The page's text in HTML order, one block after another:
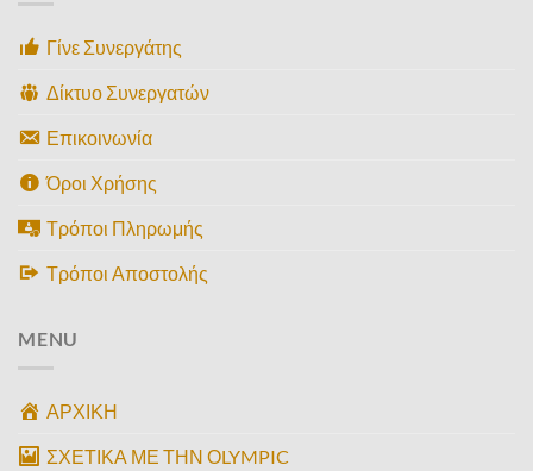
Γίνε Συνεργάτης
Δίκτυο Συνεργατών
Επικοινωνία
Όροι Χρήσης
Τρόποι Πληρωμής
Τρόποι Αποστολής
MENU
ΑΡΧΙΚΗ
ΣΧΕΤΙΚΑ ΜΕ ΤΗΝ ΟLYMPIC